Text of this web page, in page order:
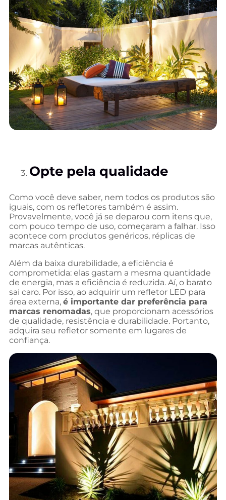
Opte pela qualidade
Como você deve saber, nem todos os produtos são
iguais, com os refletores também é assim.
Provavelmente, você já se deparou com itens que,
com pouco tempo de uso, começaram a falhar. Isso
acontece com produtos genéricos, réplicas de
marcas autênticas.
Além da baixa durabilidade, a eficiência é
comprometida: elas gastam a mesma quantidade
de energia, mas a eficiência é reduzida. Aí, o barato
sai caro. Por isso, ao adquirir um refletor LED para
área externa, é importante dar preferência para
marcas renomadas, que proporcionam acessórios
de qualidade, resistência e durabilidade. Portanto,
adquira seu refletor somente em lugares de
confiança.